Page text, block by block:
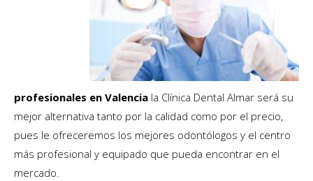
profesionales en Valencia la Clínica Dental Almar será su
mejor alternativa tanto por la calidad como por el precio,
pues le ofreceremos los mejores odontólogos y el centro
más profesional y equipado que pueda encontrar en el
mercado.